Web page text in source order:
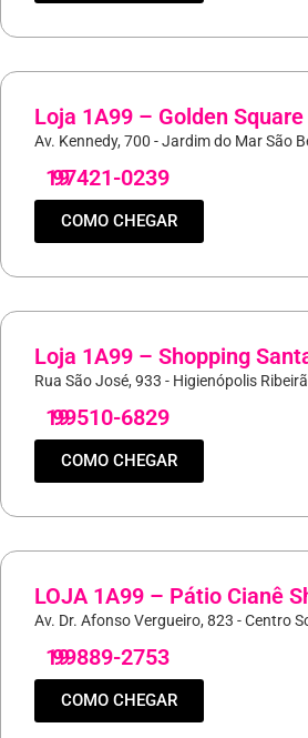
Loja 1A99 – Golden
Av. Kennedy, 700 - Jardim do Mar São
19
97421-0239
COMO CHEGAR
Loja 1A99 – Shopping
Rua São José, 933 - Higienópolis
19
99510-6829
COMO CHEGAR
LOJA 1A99 – Pátio Cianê
Av. Dr. Afonso Vergueiro, 823 - Centro
19
99889-2753
COMO CHEGAR